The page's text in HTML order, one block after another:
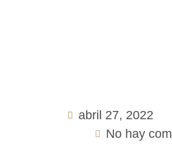
abril 27, 2022
No hay